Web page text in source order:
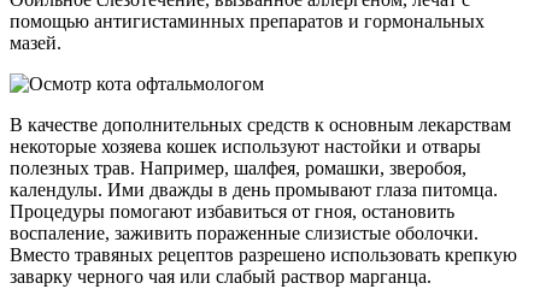
помощью антигистаминных препаратов и гормональных
мазей.
В качестве дополнительных средств к основным лекарствам
некоторые хозяева кошек используют настойки и отвары
полезных трав. Например, шалфея, ромашки, зверобоя,
календулы. Ими дважды в день промывают глаза питомца.
Процедуры помогают избавиться от гноя, остановить
воспаление, заживить пораженные слизистые оболочки.
Вместо травяных рецептов разрешено использовать крепкую
заварку черного чая или слабый раствор марганца.